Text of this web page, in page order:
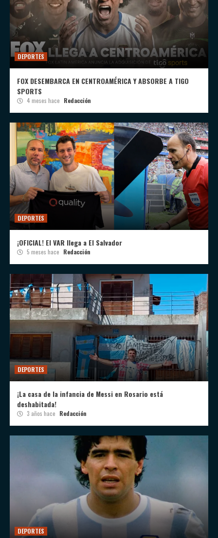
DEPORTES
FOX DESEMBARCA EN CENTROAMÉRICA Y ABSORBE A TIGO
SPORTS
4 meses hace Redacción
DEPORTES
¡OFICIAL! El VAR llega a El Salvador
5 meses hace Redacción
DEPORTES
¡La casa de la infancia de Messi en Rosario está
deshabitada!
3 años hace Redacción
DEPORTES